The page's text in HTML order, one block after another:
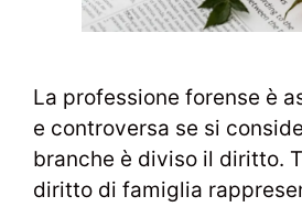
La professione forense è
e controversa se si
branche è diviso il diritto.
diritto di famiglia